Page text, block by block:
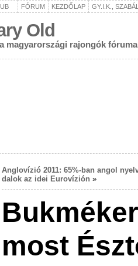
FÓRUM KEZDŐLAP GY.I.K.,
Old
magyarországi rajongók fóruma
Anglovízió 2011: 65%-ban angol
dalok az idei Eurovízión »
most